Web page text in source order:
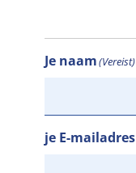
Je naam(Vereist)
je E-mailadres